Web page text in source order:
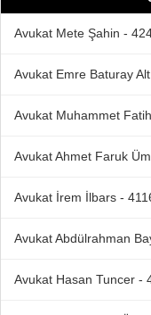
Avukat Mete Şahin -
Avukat Emre Baturay
Avukat Muhammet
Avukat Ahmet Faruk
Avukat İrem İlbars -
Avukat Abdülrahman
Avukat Hasan Tuncer -